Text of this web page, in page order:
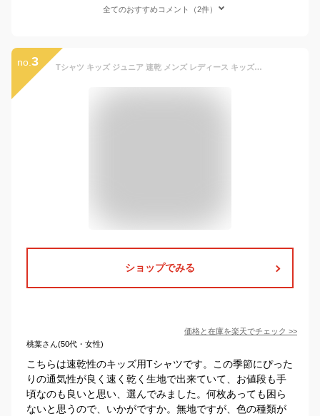
全てのおすすめコメント（2件）
no. 3 Tシャツ キッズ ジュニア 速乾 メンズ レディース キッズ 大きいサイズ ドライTシャツ 半袖 無地 グリマー(glimmer) 白 黒 体操着 00300-ACT 300act 4.4オンス
ショップでみる
価格と在庫を楽天でチェック >>
桃葉さん(50代・女性)
こちらは速乾性のキッズ用Tシャツです。この季節にぴった
りの通気性が良く速く乾く生地で出来ていて、お値段も手
頃なのも良いと思い、選んでみました。何枚あっても困ら
ないと思うので、いかがですか。無地ですが、色の種類が